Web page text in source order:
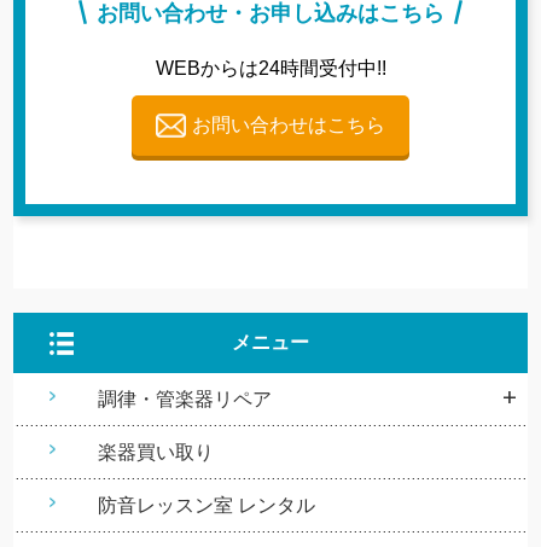
お問い合わせ・お申し込みはこちら
WEBからは24時間受付中!!
お問い合わせはこちら
メニュー
調律・管楽器リペア
楽器買い取り
防音レッスン室 レンタル